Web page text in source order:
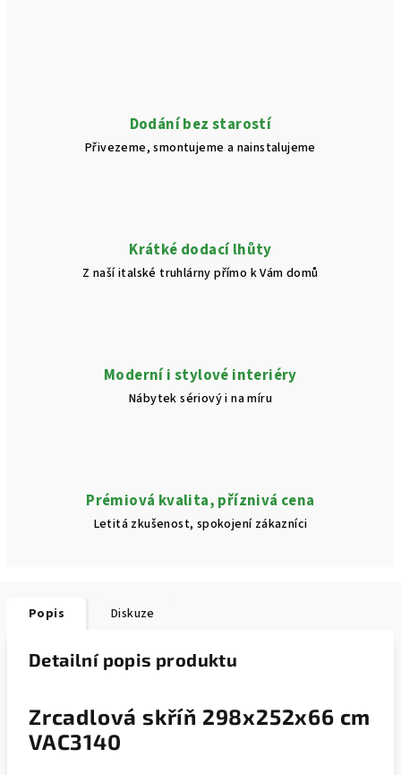
Dodání bez starostí
Přivezeme, smontujeme a nainstalujeme
Krátké dodací lhůty
Z naší italské truhlárny přímo k Vám domů
Moderní i stylové interiéry
Nábytek sériový i na míru
Prémiová kvalita, příznivá cena
Letitá zkušenost, spokojení zákazníci
Popis Diskuze
Detailní popis produktu
Zrcadlová skříň 298x252x66 cm
VAC3140